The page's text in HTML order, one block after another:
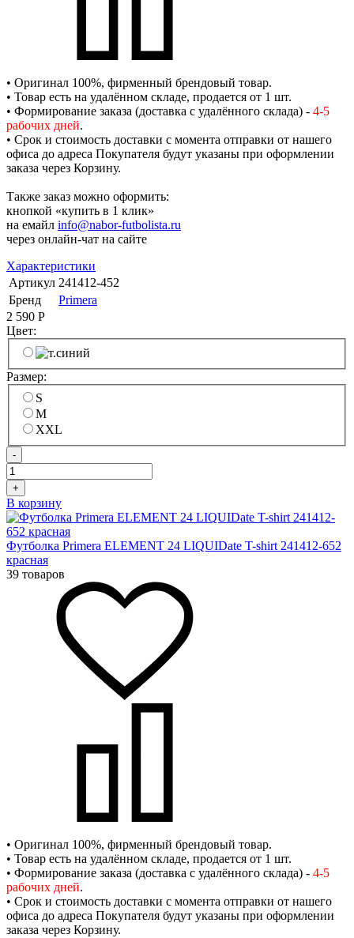
• Оригинал 100%, фирменный брендовый товар.
• Товар есть на удалённом складе, продается от 1 шт.
• Формирование заказа (доставка с удалённого склада) - 4-5
рабочих дней.
• Срок и стоимость доставки с момента отправки от нашего
офиса до адреса Покупателя будут указаны при оформлении
заказа через Корзину.
Также заказ можно оформить:
кнопкой «купить в 1 клик»
на емайл info@nabor-futbolista.ru
через онлайн-чат на сайте
Характеристики
Артикул 241412-452
Бренд
Primera
2 590 Р
Цвет:
Размер:
S
M
XXL
-
+
В корзину
Футболка Primera ELEMENT 24 LIQUIDate T-shirt 241412-652
красная
39 товаров
• Оригинал 100%, фирменный брендовый товар.
• Товар есть на удалённом складе, продается от 1 шт.
• Формирование заказа (доставка с удалённого склада) - 4-5
рабочих дней.
• Срок и стоимость доставки с момента отправки от нашего
офиса до адреса Покупателя будут указаны при оформлении
заказа через Корзину.